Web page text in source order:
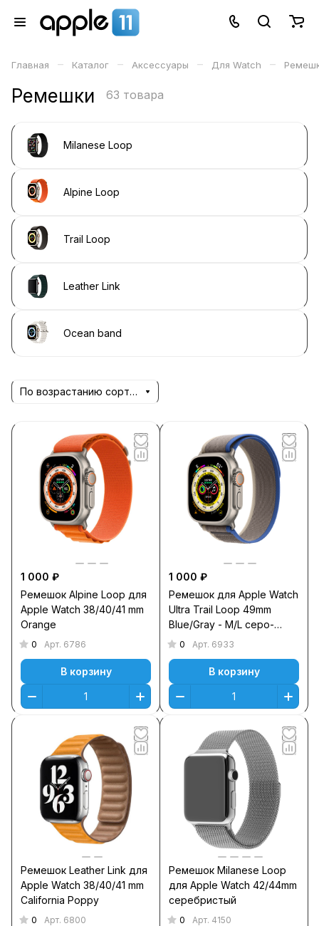
Главная – Каталог – Аксессуары – Для Watch –
Ремешки 63 товара
Milanese Loop
Alpine Loop
Trail Loop
Leather Link
Ocean band
По возрастанию сортировки
1 000 ₽
Ремешок Alpine Loop для
Apple Watch 38/40/41 mm
Orange
0 Арт. 6786
В корзину
1 000 ₽
Ремешок для Apple Watch
Ultra Trail Loop 49mm
Blue/Gray - M/L серо-
голубой
0 Арт. 6933
В корзину
Ремешок Leather Link для
Apple Watch 38/40/41 mm
California Poppy
0 Арт. 6800
Ремешок Milanese Loop
для Apple Watch 42/44mm
серебристый
0 Арт. 4150